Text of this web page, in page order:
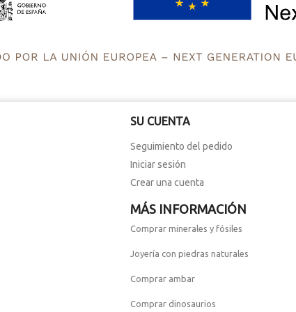
SU CUENTA
Seguimiento del pedido
Iniciar sesión
Crear una cuenta
MÁS INFORMACIÓN
Comprar minerales y fósiles
Joyería con piedras naturales
Comprar ambar
Comprar dinosaurios